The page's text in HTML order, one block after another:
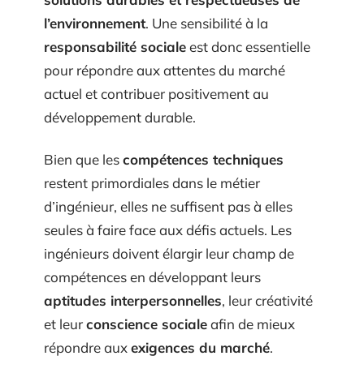
l’environnement. Une sensibilité à la
responsabilité socialeest donc essentielle
pour répondre aux attentes du marché
actuel et contribuer positivement au
développement durable.
Bien que lescompétences techniques
restent primordiales dans le métier
d’ingénieur, elles ne suffisent pas à elles
seules à faire face aux défis actuels. Les
ingénieurs doivent élargir leur champ de
compétences en développant leurs
aptitudes interpersonnelles, leur créativité
et leurconscience socialeafin de mieux
répondre auxexigences du marché.